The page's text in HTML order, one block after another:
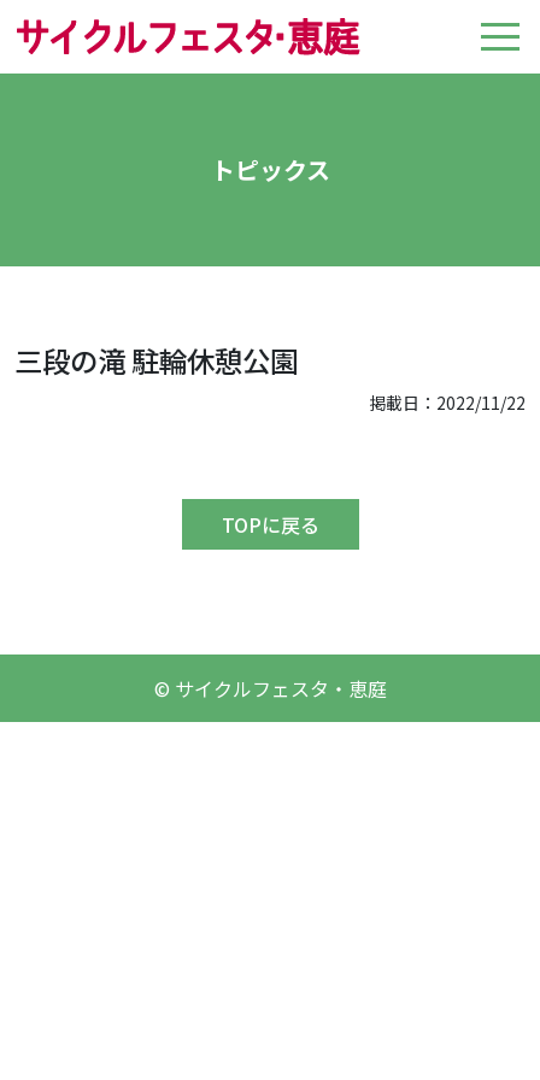
トピックス
三段の滝 駐輪休憩公園
掲載日：2022/11/22
TOPに戻る
© サイクルフェスタ・恵庭